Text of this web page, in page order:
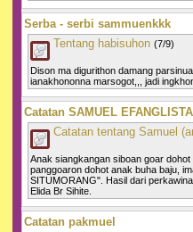
Serba - serbi sammuenkkk
Tentang habisuhon (7/9)
Dison ma digurithon damang
ianakhononna marsogot,,, jadi
Catatan SAMUEL
Catatan tentang Samuel
Anak siangkangan siboan goar
panggoaron dohot anak buha baju,
SITUMORANG". Hasil dari
Elida Br Sihite.
Catatan pakmuel